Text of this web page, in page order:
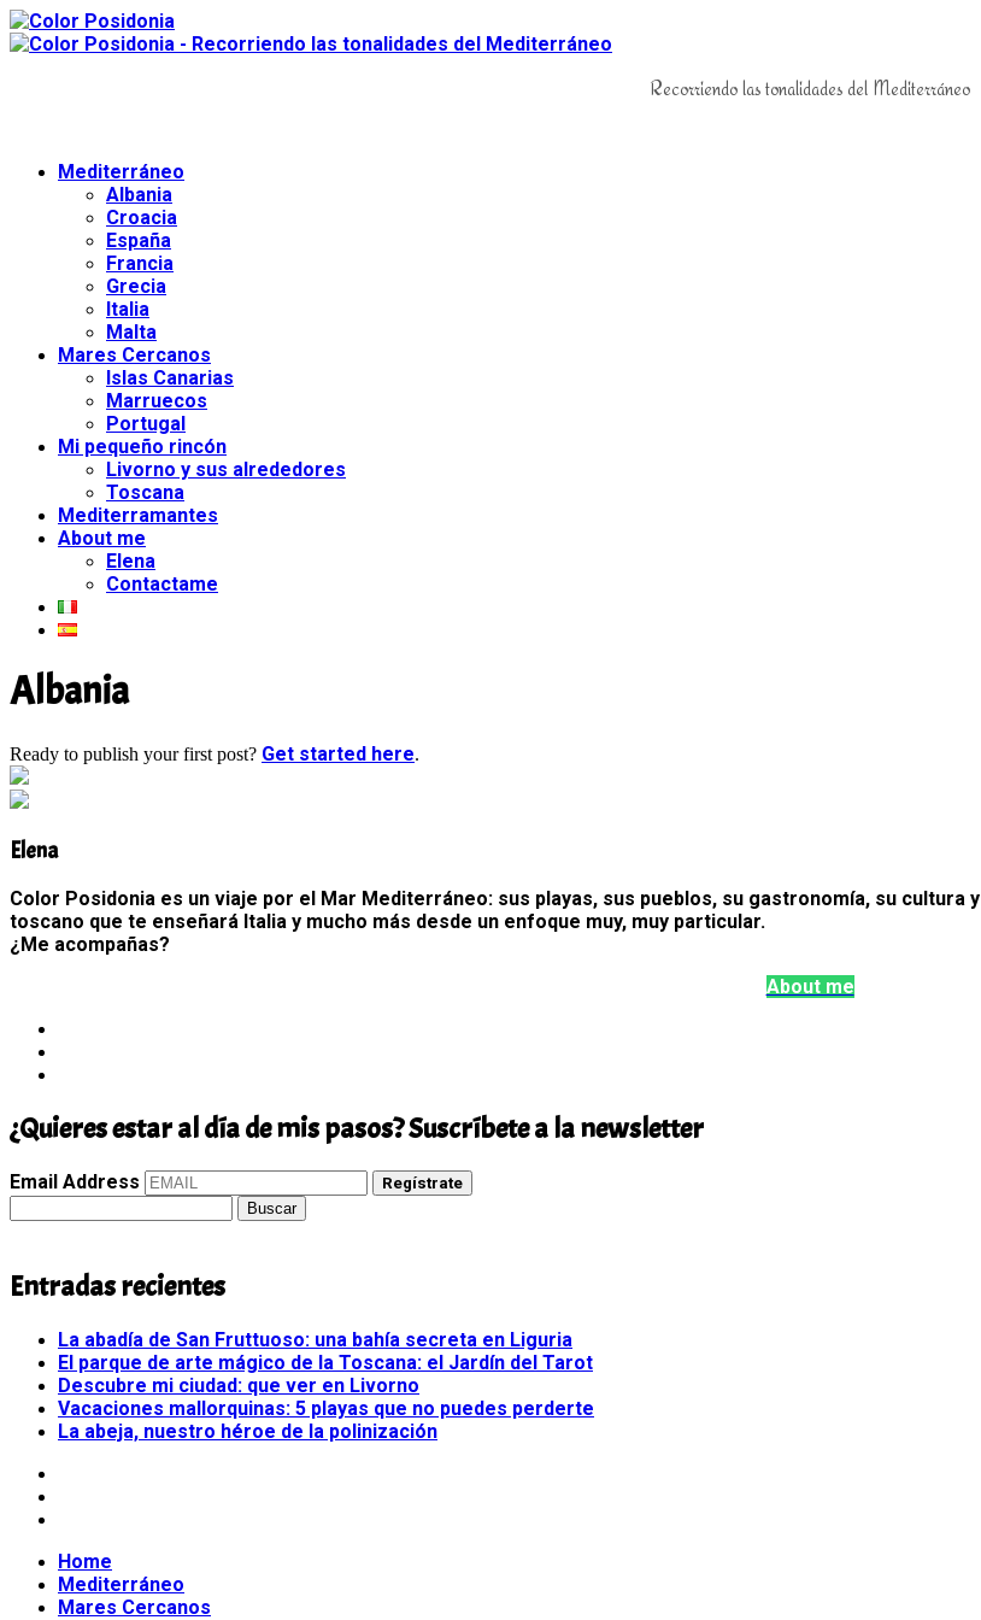
Recorriendo las tonalidades del Mediterráneo
Mediterráneo
Albania
Croacia
España
Francia
Grecia
Italia
Malta
Mares Cercanos
Islas Canarias
Marruecos
Portugal
Mi pequeño rincón
Livorno y sus alrededores
Toscana
Mediterramantes
About me
Elena
Contactame
Albania
Ready to publish your first post? Get started here.
Elena
Color Posidonia es un viaje por el Mar Mediterráneo: sus playas, sus pueblos, su gastronomía, su
toscano que te enseñará Italia y mucho más desde un enfoque muy, muy particular.
¿Me acompañas?
About me
¿Quieres estar al día de mis pasos? Suscríbete a la newsletter
Email Address Regístrate
Entradas recientes
La abadía de San Fruttuoso: una bahía secreta en Liguria
El parque de arte mágico de la Toscana: el Jardín del Tarot
Descubre mi ciudad: que ver en Livorno
Vacaciones mallorquinas: 5 playas que no puedes perderte
La abeja, nuestro héroe de la polinización
Home
Mediterráneo
Mares Cercanos